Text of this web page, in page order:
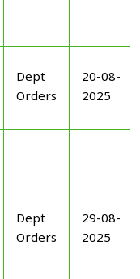
Dept
Orders
20-08-
2025
Dept
Orders
29-08-
2025